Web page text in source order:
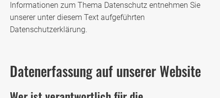
Informationen zum Thema Datenschutz entnehmen Sie
unserer unter diesem Text aufgeführten
Datenschutzerklärung.
Datenerfassung auf unserer Website